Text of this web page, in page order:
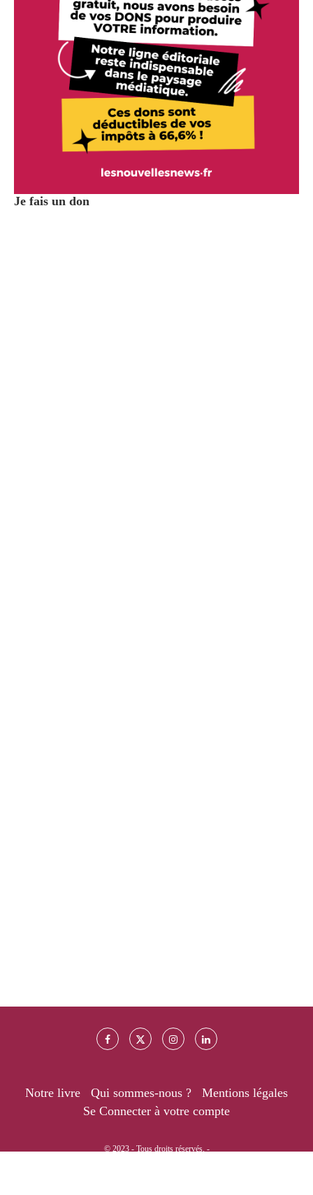
Je fais un don
Notre livre Qui sommes-nous ?
Mentions légales
Se Connecter à votre compte
© 2023 - Tous droits réservés. -